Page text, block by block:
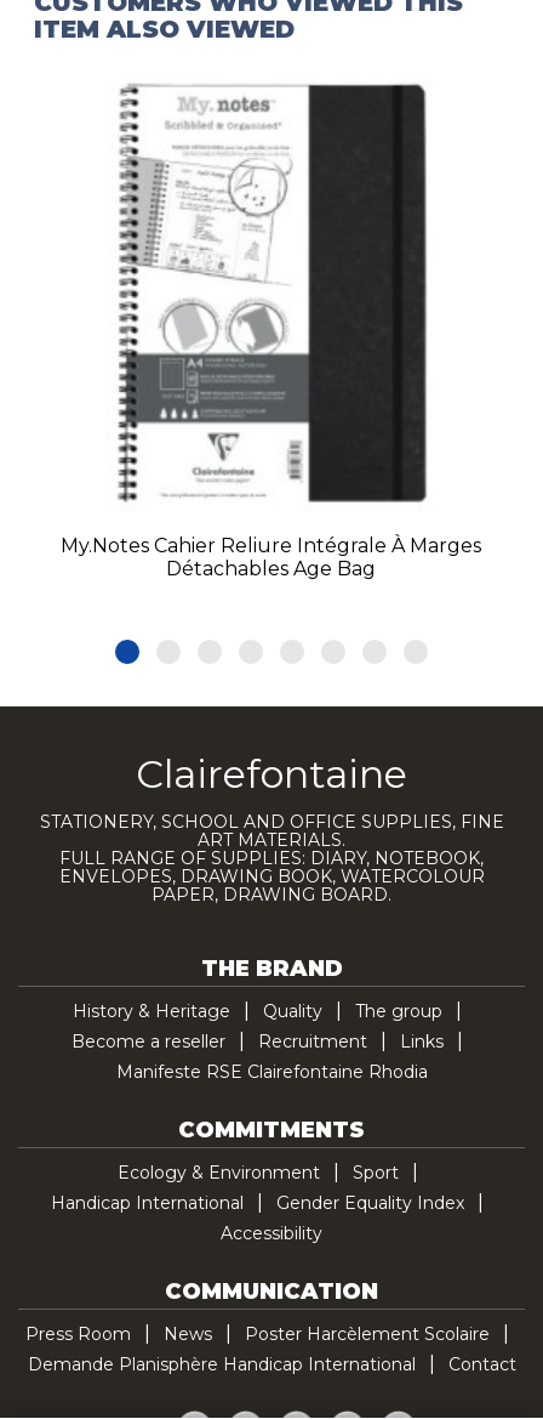
ITEM ALSO VIEWED
My.Notes Cahier Reliure Intégrale À Marges
Détachables Age Bag
Clairefontaine
STATIONERY, SCHOOL AND OFFICE SUPPLIES, FINE
ART MATERIALS.
FULL RANGE OF SUPPLIES: DIARY, NOTEBOOK,
ENVELOPES, DRAWING BOOK, WATERCOLOUR
PAPER, DRAWING BOARD.
THE BRAND
History & Heritage Quality
The group
Become a reseller
Recruitment
Links
Manifeste RSE Clairefontaine Rhodia
COMMITMENTS
Ecology & Environment
Sport
Handicap International
Gender Equality Index
Accessibility
COMMUNICATION
Press Room News
Poster Harcèlement Scolaire
Demande Planisphère Handicap International
Contact